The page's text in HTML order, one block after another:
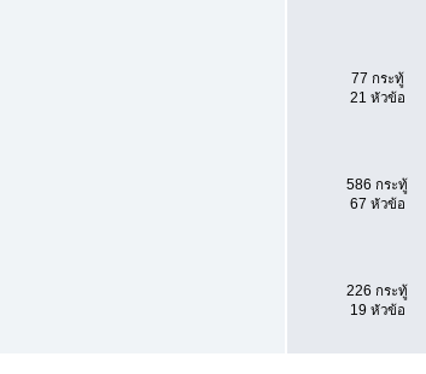
77 กระทู้
21 หัวข้อ
586 กระทู้
67 หัวข้อ
226 กระทู้
19 หัวข้อ